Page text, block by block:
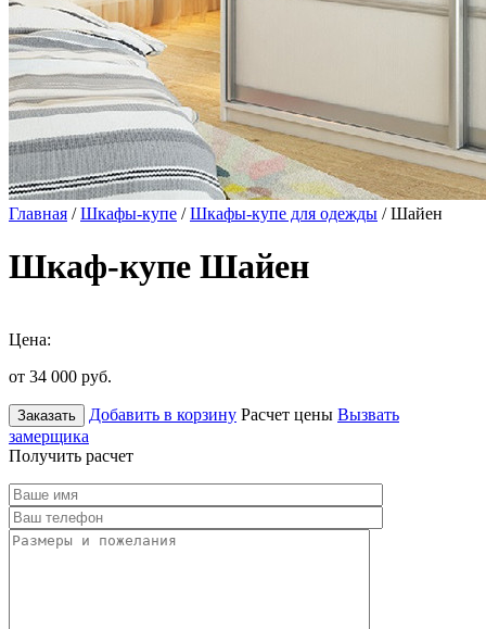
Главная /Шкафы-купе /Шкафы-купе для одежды / Шайен
Шкаф-купе Шайен
Цена:
от 34 000 руб.
Заказать Добавить в корзину Расчет цены Вызвать
замерщика
Получить расчет